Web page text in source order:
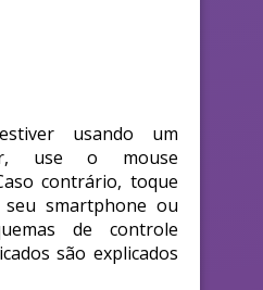
usando um
use o mouse
contrário, toque
smartphone ou
de controle
são explicados